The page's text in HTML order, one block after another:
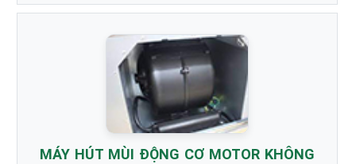
MÁY HÚT MÙI ĐỘNG CƠ MOTOR KHÔNG